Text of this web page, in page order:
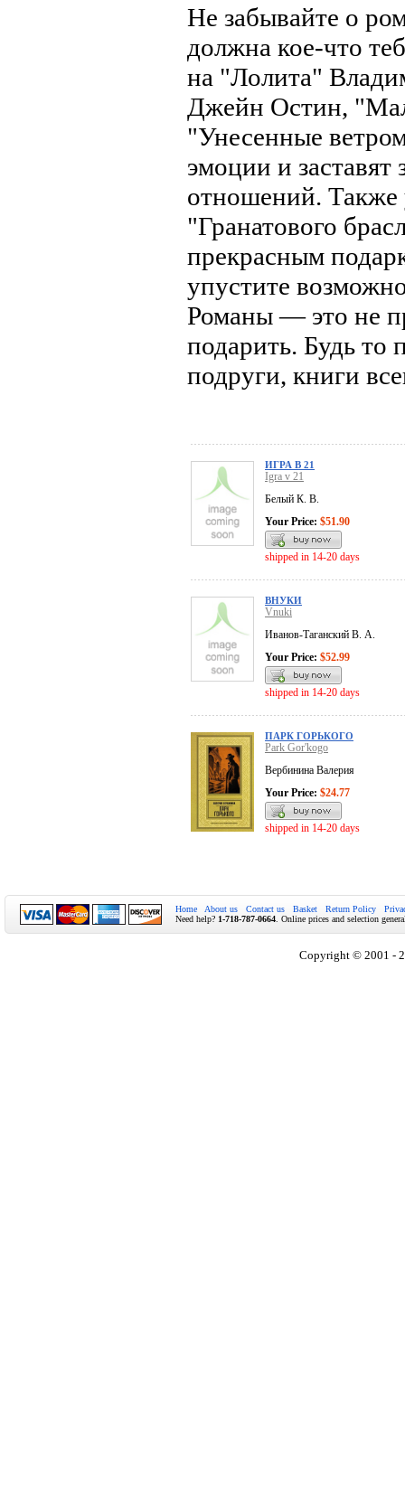
Не забывайте о
должна кое-что
на "Лолита"
Джейн Остин,
"Унесенные
эмоции и заставят
отношений. Также
"Гранатового
прекрасным
упустите
Романы — это не
подарить. Будь то
подруги, книги
ИГРА В 21
Igra v 21
Белый К. В.
Your Price: $51.90
shipped in 14-20 days
ВНУКИ
Vnuki
Иванов-Таганский В. А.
Your Price: $52.99
shipped in 14-20 days
ПАРК ГОРЬКОГО
Park Gor'kogo
Вербинина Валерия
Your Price: $24.77
shipped in 14-20 days
Home About us Contact us Basket Return Policy
Need help? 1-718-787-0664 . Online prices and selection
Copyright © 2001 -